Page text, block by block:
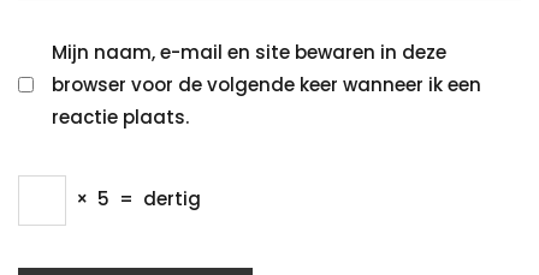
Mijn naam, e-mail en site bewaren in deze
browser voor de volgende keer wanneer ik een
reactie plaats.
× 5 = dertig